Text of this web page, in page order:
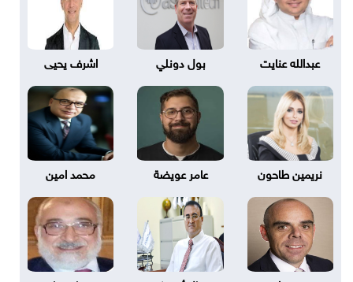
عبدالله عنايت بول دونلي اشرف يحيى
نريمين طاحون عامر عويضة محمد امين